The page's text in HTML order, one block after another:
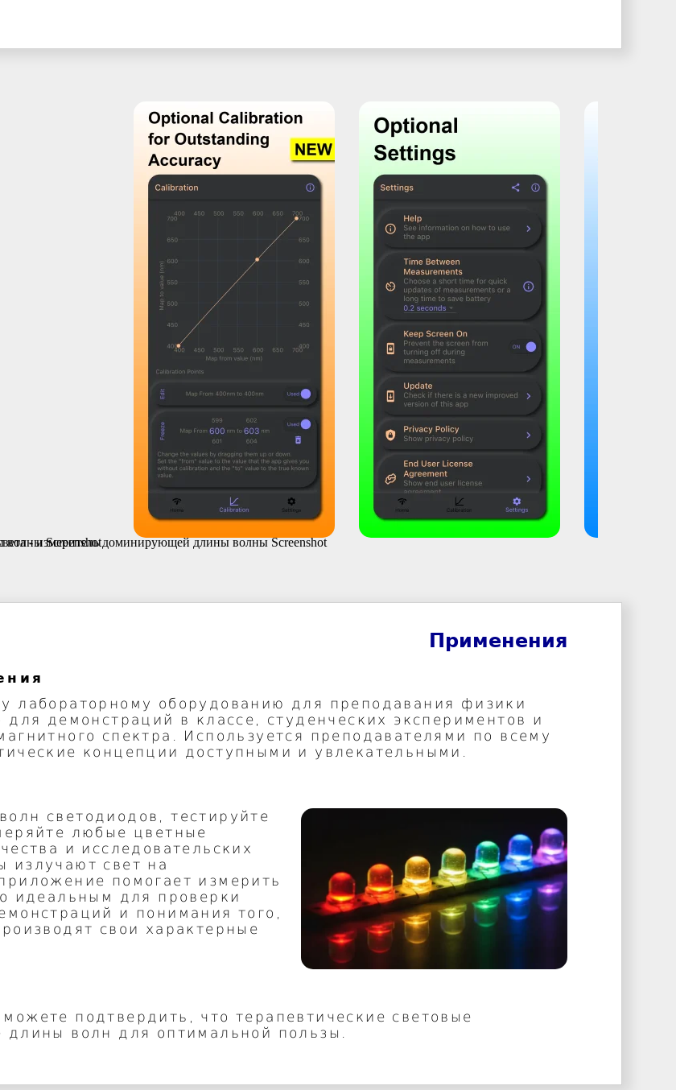
Применения
лабораторному оборудованию для преподавания физики
демонстраций в классе, студенческих экспериментов и
спектра. Используется преподавателями по всему
концепции доступными и увлекательными.
светодиодов, тестируйте
любые цветные
и исследовательских
излучают свет на
помогает измерить
идеальным для проверки
и понимания того,
свои характерные
подтвердить, что терапевтические световые
длины волн для оптимальной пользы.